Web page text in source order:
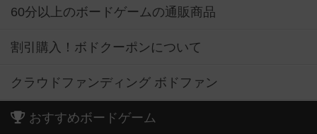
60分以上のボードゲームの通販商品
割引購入！ボドクーポンについて
クラウドファンディング ボドファン
おすすめボードゲーム